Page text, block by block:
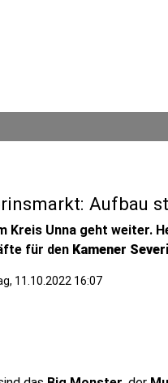
Aufbau
Kreis Unna geht weiter.
für den Kamener
11.10.2022 16:07